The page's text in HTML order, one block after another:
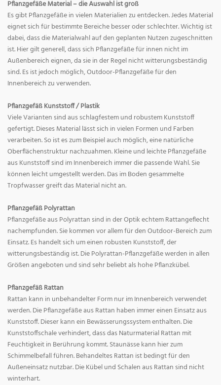
Pflanzgefäße Material – die Auswahl ist groß
Es gibt Pflanzgefäße in vielen Materialien zu entdecken. Jedes Material
eignet sich für bestimmte Bereiche besser oder schlechter. Wichtig ist
dabei, dass die Materialwahl auf den geplanten Nutzen zugeschnitten
ist. Hier gilt generell, dass sich Pflanzgefäße für innen nicht im
Außenbereich eignen, da sie in der Regel nicht witterungsbeständig
sind. Es ist jedoch möglich, Outdoor-Pflanzgefäße für den
Innenbereich zu verwenden.
Pflanzgefäß Kunststoff / Plastik
Viele Varianten sind aus schlagfestem und robustem Kunststoff
gefertigt. Dieses Material lässt sich in vielen Formen und Farben
verarbeiten. So ist es zum Beispiel auch möglich, eine natürliche
Oberflächenstruktur nachzuahmen. Kleine und leichte Pflanzgefäße
aus Kunststoff sind im Innenbereich immer die passende Wahl. Sie
können leicht umgestellt werden. Das im Boden gesammelte
Tropfwasser greift das Material nicht an.
Pflanzgefäß Polyrattan
Pflanzgefäße aus Polyrattan sind in der Optik echtem Rattangeflecht
nachempfunden. Sie kommen vor allem für den Outdoor-Bereich zum
Einsatz. Es handelt sich um einen robusten Kunststoff, der
witterungsbeständig ist. Die Polyrattan-Pflanzgefäße werden in allen
Größen angeboten und sind sehr beliebt als hohe Pflanzkübel.
Pflanzgefäß Rattan
Rattan kann in unbehandelter Form nur im Innenbereich verwendet
werden. Die Pflanzgefäße aus Rattan haben immer einen Einsatz aus
Kunststoff. Dieser kann ein Bewässerungssystem enthalten. Die
Kunststoffschale verhindert, dass das Naturmaterial Rattan mit
Feuchtigkeit in Berührung kommt. Staunässe kann hier zum
Schimmelbefall führen. Behandeltes Rattan ist bedingt für den
Außeneinsatz nutzbar. Die Kübel und Schalen aus Rattan sind nicht
winterhart.